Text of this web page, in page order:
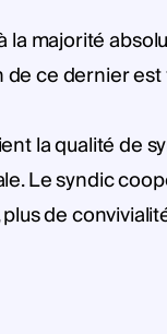
majorité
ce dernier
la qualité de
Le syndic
de